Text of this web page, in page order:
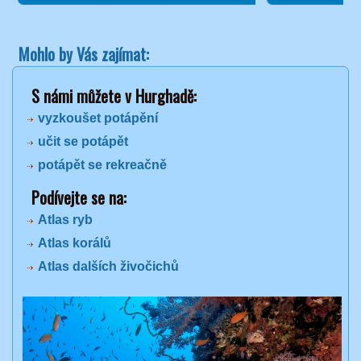
Mohlo by Vás zajímat:
S námi můžete v Hurghadě:
vyzkoušet potápění
učit se potápět
potápět se rekreačně
Podívejte se na:
Atlas ryb
Atlas korálů
Atlas dalších živočichů